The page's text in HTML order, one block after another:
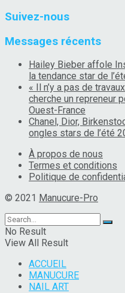
Suivez-nous
Messages récents
Hailey Bieber affole
la tendance star de
« Il n’y a pas de
cherche un repreneur
Ouest-France
Chanel, Dior,
ongles stars de l’été
À propos de nous
Termes et conditions
Politique de
© 2021 Manucure-Pro
No Result
View All Result
ACCUEIL
MANUCURE
NAIL ART